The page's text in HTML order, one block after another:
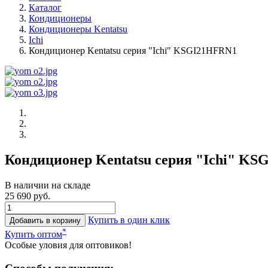
Каталог
Кондиционеры
Кондиционеры Kentatsu
Ichi
Кондиционер Kentatsu серия "Ichi" KSGI21HFRN1
Кондиционер Kentatsu серия "Ichi"
В наличии на складе
25 690 руб.
Добавить в корзину
Купить в один клик
Купить оптом*
Особые уловия для оптовиков!